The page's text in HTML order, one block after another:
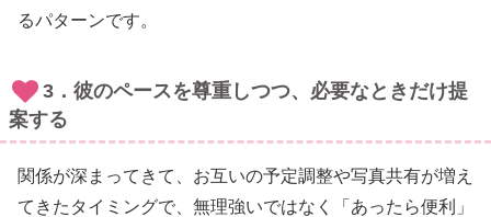
るパターンです。
3．彼のペースを尊重しつつ、必要なときだけ提
案する
関係が深まってきて、お互いの予定調整や写真共有が増え
てきたタイミングで、無理強いではなく「あったら便利」